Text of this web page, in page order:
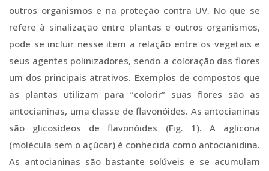
outros organismos e na proteção contra UV. No que se
refere à sinalização entre plantas e outros organismos,
pode se incluir nesse item a relação entre os vegetais e
seus agentes polinizadores, sendo a coloração das flores
um dos principais atrativos. Exemplos de compostos que
as plantas utilizam para “colorir” suas flores são as
antocianinas, uma classe de flavonóides. As antocianinas
são glicosídeos de flavonóides (Fig. 1). A aglicona
(molécula sem o açúcar) é conhecida como antocianidina.
As antocianinas são bastante solúveis e se acumulam